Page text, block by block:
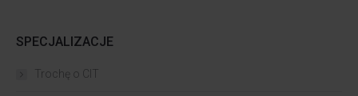
SPECJALIZACJE
Trochę o CIT